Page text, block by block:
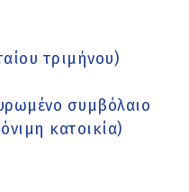
τριμήνου)
συμβόλαιο
κατοικία)